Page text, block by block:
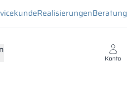
RealisierungenBeratung
Konto